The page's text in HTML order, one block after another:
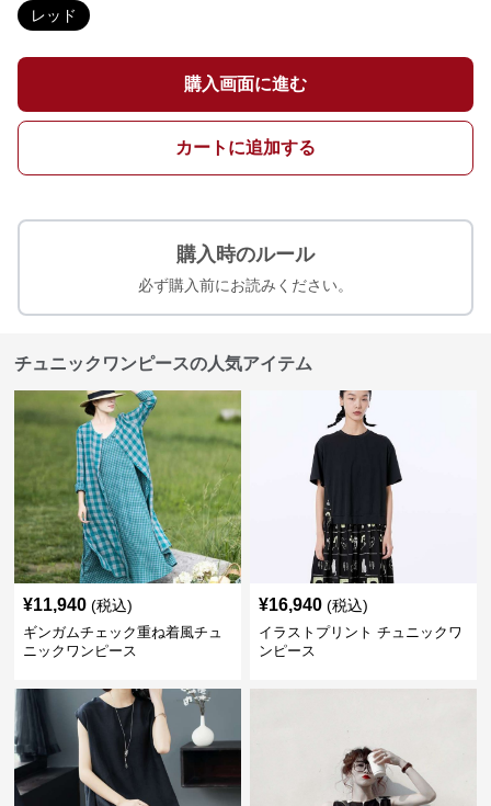
レッド
購入画面に進む
カートに追加する
購入時のルール
必ず購入前にお読みください。
チュニックワンピースの人気アイテム
¥11,940 (税込)
ギンガムチェック重ね着風チュ
ニックワンピース
¥16,940 (税込)
イラストプリント チュニックワ
ンピース